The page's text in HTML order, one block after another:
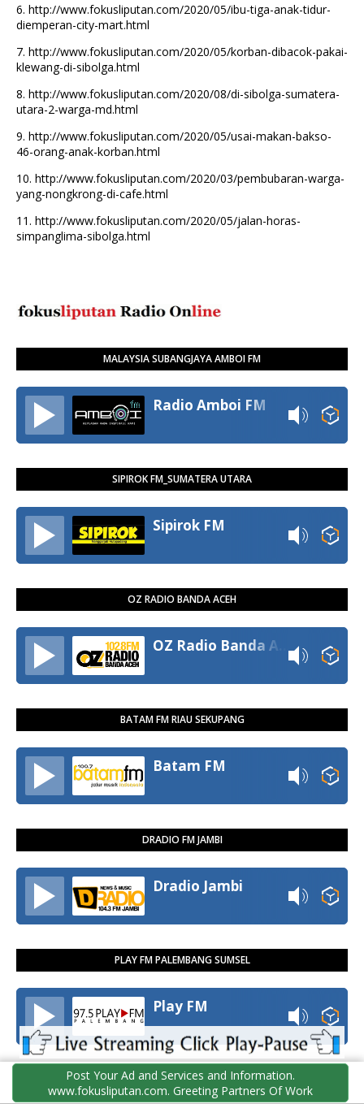
6. http://www.fokusliputan.com/2020/05/ibu-tiga-anak-tidur-
diemperan-city-mart.html
7. http://www.fokusliputan.com/2020/05/korban-dibacok-pakai-
klewang-di-sibolga.html
8. http://www.fokusliputan.com/2020/08/di-sibolga-sumatera-
utara-2-warga-md.html
9. http://www.fokusliputan.com/2020/05/usai-makan-bakso-
46-orang-anak-korban.html
10. http://www.fokusliputan.com/2020/03/pembubaran-warga-
yang-nongkrong-di-cafe.html
11. http://www.fokusliputan.com/2020/05/jalan-horas-
simpanglima-sibolga.html
MALAYSIA SUBANGJAYA AMBOI FM
Radio Amboi FM
SIPIROK FM_SUMATERA UTARA
Sipirok FM
OZ RADIO BANDA ACEH
BATAM FM RIAU SEKUPANG
Batam FM
DRADIO FM JAMBI
Dradio Jambi
PLAY FM PALEMBANG SUMSEL
Play FM
RADIO WARNA PADANG SUMBAR
Post Your Ad and Services and Information.
www.fokusliputan.com. Greeting Partners Of Work